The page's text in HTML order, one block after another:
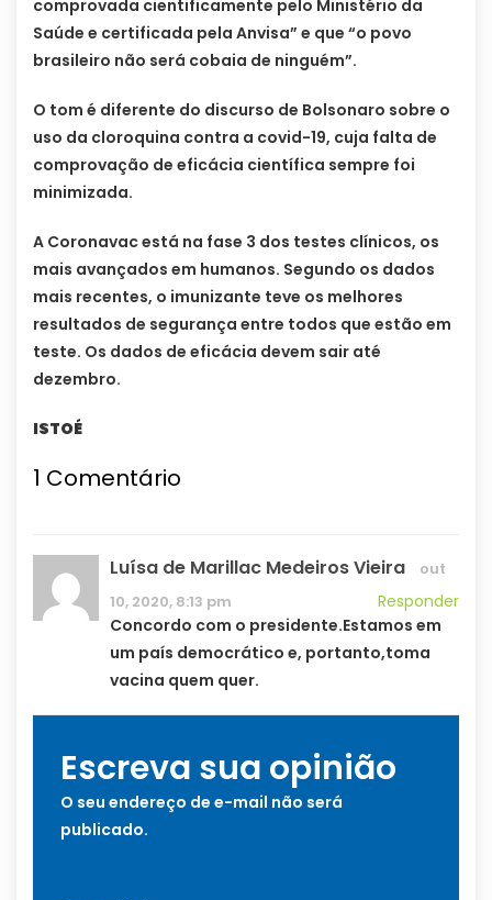
comprovada cientificamente pelo Ministério da
Saúde e certificada pela Anvisa” e que “o povo
brasileiro não será cobaia de ninguém”.
O tom é diferente do discurso de Bolsonaro sobre o
uso da cloroquina contra a covid-19, cuja falta de
comprovação de eficácia científica sempre foi
minimizada.
A Coronavac está na fase 3 dos testes clínicos, os
mais avançados em humanos. Segundo os dados
mais recentes, o imunizante teve os melhores
resultados de segurança entre todos que estão em
teste. Os dados de eficácia devem sair até
dezembro.
ISTOÉ
1 Comentário
Luísa de Marillac Medeiros Vieira
out
10, 2020, 8:13 pm
Responder
Concordo com o presidente.Estamos em
um país democrático e, portanto,toma
vacina quem quer.
Escreva sua opinião
O seu endereço de e-mail não será
publicado.